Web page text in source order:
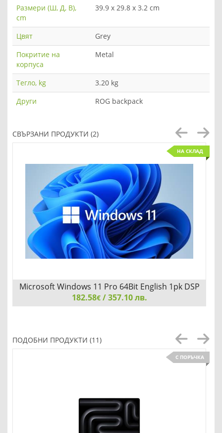
Размери (Ш, Д, В),
cm
39.9 x 29.8 x 3.2 cm
Цвят
Grey
Покритие на
корпуса
Metal
Тегло, kg
3.20 kg
Други
ROG backpack
СВЪРЗАНИ ПРОДУКТИ (2)
НА СКЛАД
Добави
Microsoft Windows 11 Pro 64Bit English 1pk DSP
OEI DVD
182.58€/ 357.10 лв.
ПОДОБНИ ПРОДУКТИ (11)
С ПОРЪЧКА